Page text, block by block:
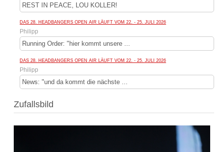
REST IN PEACE, LOU KOLLER!
DAS 28. HEADBANGERS OPEN AIR LÄUFT VOM 22. - 25. JULI 2026
Philipp
Running Order: "hier kommt unsere ...
DAS 28. HEADBANGERS OPEN AIR LÄUFT VOM 22. - 25. JULI 2026
Philipp
News: "und da kommt die nächste ...
Zufallsbild